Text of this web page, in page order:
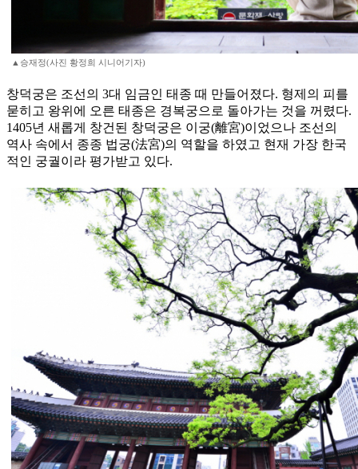
▲승재정(사진 황정희 시니어기자)
창덕궁은 조선의 3대 임금인 태종 때 만들어졌다. 형제의 피를
묻히고 왕위에 오른 태종은 경복궁으로 돌아가는 것을 꺼렸다.
1405년 새롭게 창건된 창덕궁은 이궁(離宮)이었으나 조선의
역사 속에서 종종 법궁(法宮)의 역할을 하였고 현재 가장 한국
적인 궁궐이라 평가받고 있다.